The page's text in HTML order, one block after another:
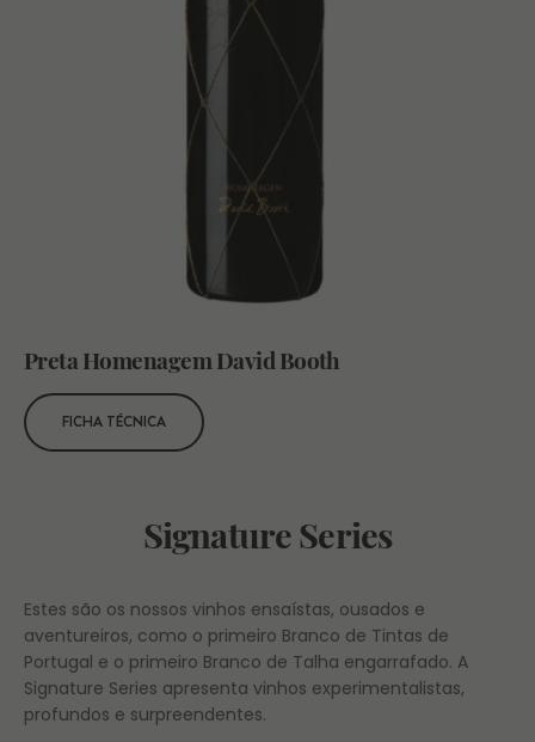
Preta Homenagem David Booth
FICHA TÉCNICA
Signature Series
Estes são os nossos vinhos ensaístas, ousados e
aventureiros, como o primeiro Branco de Tintas de
Portugal e o primeiro Branco de Talha engarrafado. A
Signature Series apresenta vinhos experimentalistas,
profundos e surpreendentes.